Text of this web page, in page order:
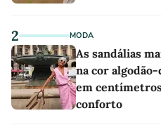
2 MODA
As sandálias
na cor
em
conforto